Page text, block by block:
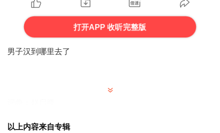
打开APP 收听完整版
男子汉到哪里去了
编曲：赵启腾
以上内容来自专辑